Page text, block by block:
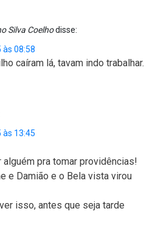
Silva Coelhodisse:
às 08:58
caíram lá, tavam indo trabalhar.
às 13:45
alguém pra tomar providências!
e Damião e o Bela vista virou
isso, antes que seja tarde